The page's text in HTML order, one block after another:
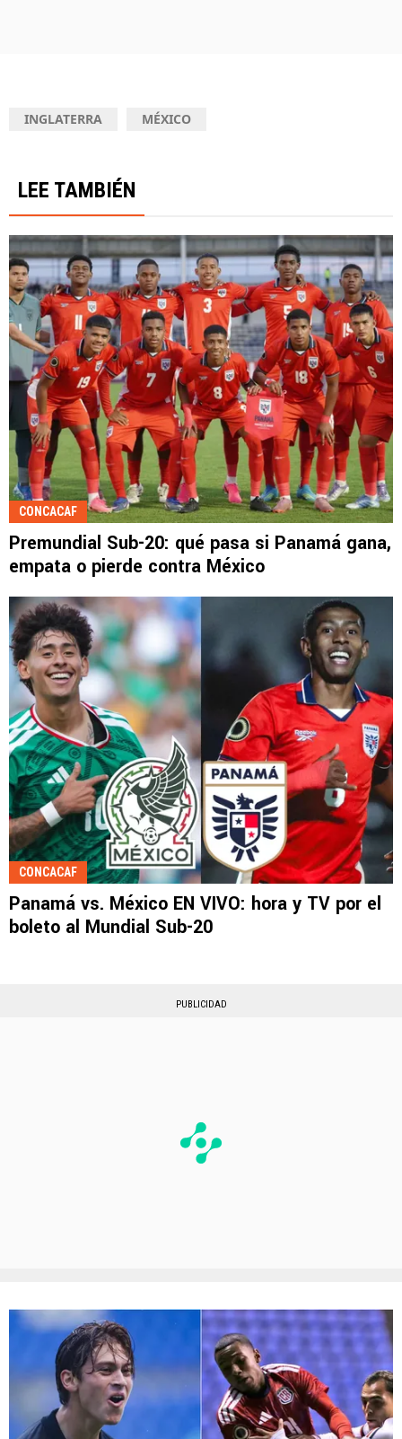
INGLATERRA MÉXICO
LEE TAMBIÉN
CONCACAF
Premundial Sub-20: qué pasa si Panamá gana,
empata o pierde contra México
CONCACAF
Panamá vs. México EN VIVO: hora y TV por el
boleto al Mundial Sub-20
PUBLICIDAD